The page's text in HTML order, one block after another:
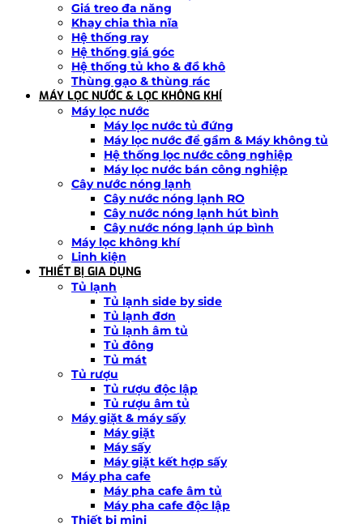
Giá treo đa năng
Khay chia thìa nĩa
Hệ thống ray
Hệ thống giá góc
Hệ thống tủ kho & đồ khô
Thùng gạo & thùng rác
MÁY LỌC NƯỚC & LỌC KHÔNG KHÍ
Máy lọc nước
Máy lọc nước tủ đứng
Máy lọc nước để gầm & Máy không tủ
Hệ thống lọc nước công nghiệp
Máy lọc nước bán công nghiệp
Cây nước nóng lạnh
Cây nước nóng lạnh RO
Cây nước nóng lạnh hút bình
Cây nước nóng lạnh úp bình
Máy lọc không khí
Linh kiện
THIẾT BỊ GIA DỤNG
Tủ lạnh
Tủ lạnh side by side
Tủ lạnh đơn
Tủ lạnh âm tủ
Tủ đông
Tủ mát
Tủ rượu
Tủ rượu độc lập
Tủ rượu âm tủ
Máy giặt & máy sấy
Máy giặt
Máy sấy
Máy giặt kết hợp sấy
Máy pha cafe
Máy pha cafe âm tủ
Máy pha cafe độc lập
Thiết bị mini